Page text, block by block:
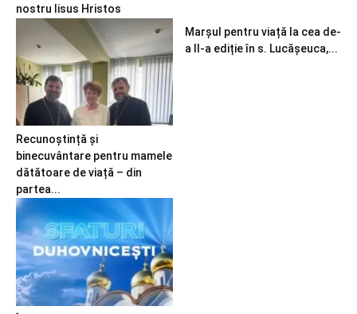
nostru Iisus Hristos
Recunoștință și
binecuvântare pentru mamele
dătătoare de viață – din
partea...
Marșul pentru viață la cea de-
a II-a ediție în s. Lucășeuca,...